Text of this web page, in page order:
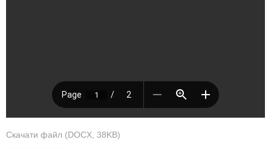
Скачати файл (DOCX, 38KB)